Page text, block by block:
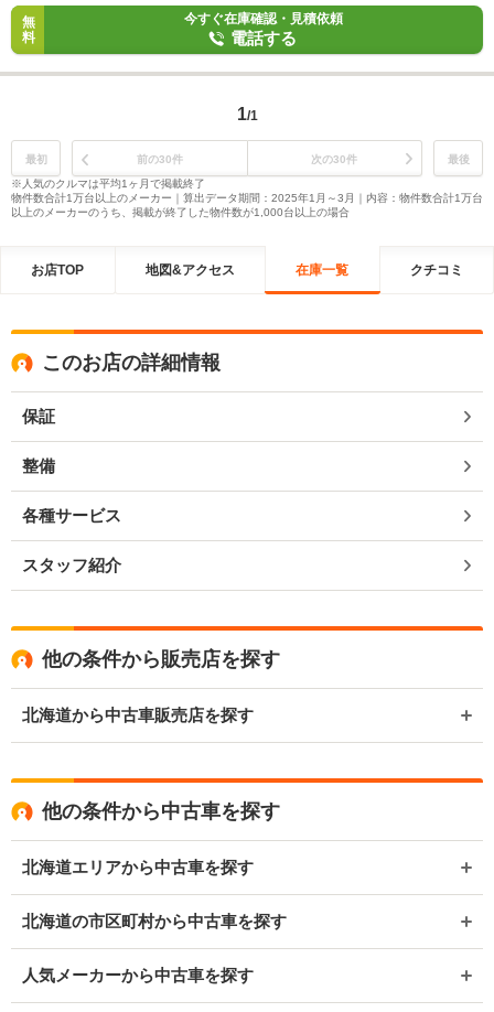
無
料
今すぐ在庫確認・見積依頼
電話する
1/1
最初 前の30件 次の30件
最後
※人気のクルマは平均1ヶ月で掲載終了
物件数合計1万台以上のメーカー｜算出データ期間：2025年1月～3月｜内容：物件数合計1万台
以上のメーカーのうち、掲載が終了した物件数が1,000台以上の場合
お店TOP 地図&アクセス 在庫一覧 クチコミ
このお店の詳細情報
保証
整備
各種サービス
スタッフ紹介
他の条件から販売店を探す
北海道から中古車販売店を探す
他の条件から中古車を探す
北海道エリアから中古車を探す
北海道の市区町村から中古車を探す
人気メーカーから中古車を探す